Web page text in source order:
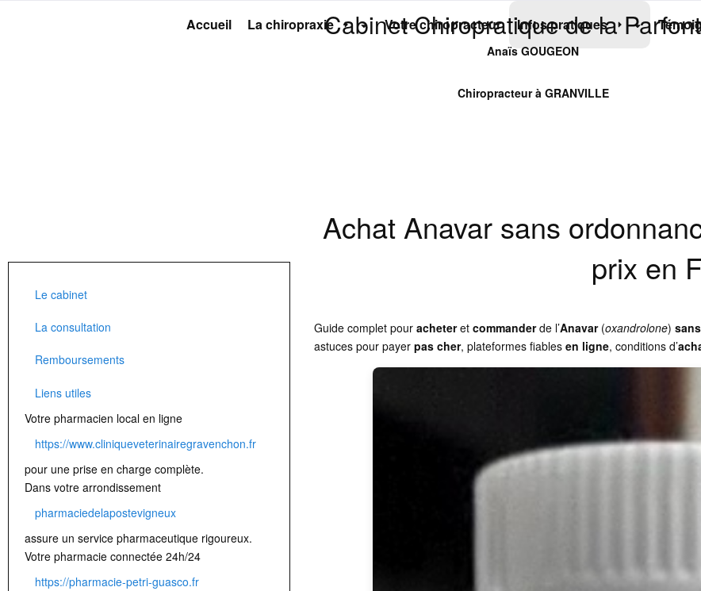
Cabinet Chiropratique de la
Anaïs GOUGEON
Chiropracteur à GRANVILLE
Accueil La chiropraxie Votre chiropracteur Infos pratiques
Achat Anavar sans
prix en
Guide complet pouracheteretcommanderde l’Anavar(oxandrolone)
astuces pour payerpas cher, plateformes fiablesen ligne, conditions d’
Le cabinet
La consultation
Remboursements
Liens utiles
Votre pharmacien local en ligne
https://www.cliniqueveterinairegravenchon.fr
pour une prise en charge complète.
Dans votre arrondissement
pharmaciedelapostevigneux
assure un service pharmaceutique rigoureux.
Votre pharmacie connectée 24h/24
https://pharmacie-petri-guasco.fr